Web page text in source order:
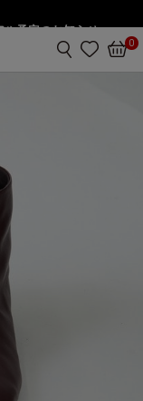
ル予定のお知らせ
0
ブーツ